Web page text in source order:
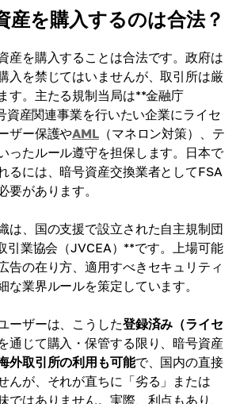
産を購入するのは合法？
産を購入することは合法です。政府は
入を禁じてはいませんが、取引所は厳
す。主たる規制当局は**金融庁
資産関連事業を行いたい企業にライセ
ザー保護やAML（マネロン対策）、テ
ったルール遵守を担保します。日本で
るには、暗号資産交換業者としてFSA
要があります。
は、国の支援で設立された自主規制団
引業協会（JVCEA）**です。上場可能
告の在り方、適用すべきセキュリティ
な業界ルールを策定しています。
ーザーは、こうした登録済み（ライセ
通じて購入・保管する限り、暗号資産
外取引所の利用も可能で、国内の直接
んが、それが直ちに「劣る」または
ではありません。実際、利点もあり、